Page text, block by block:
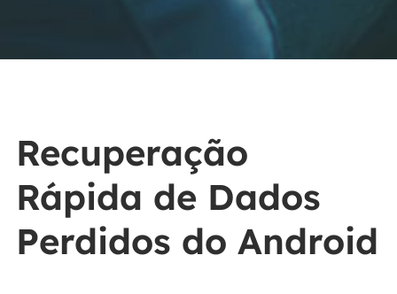
Recuperação
Rápida de Dados
Perdidos do Android